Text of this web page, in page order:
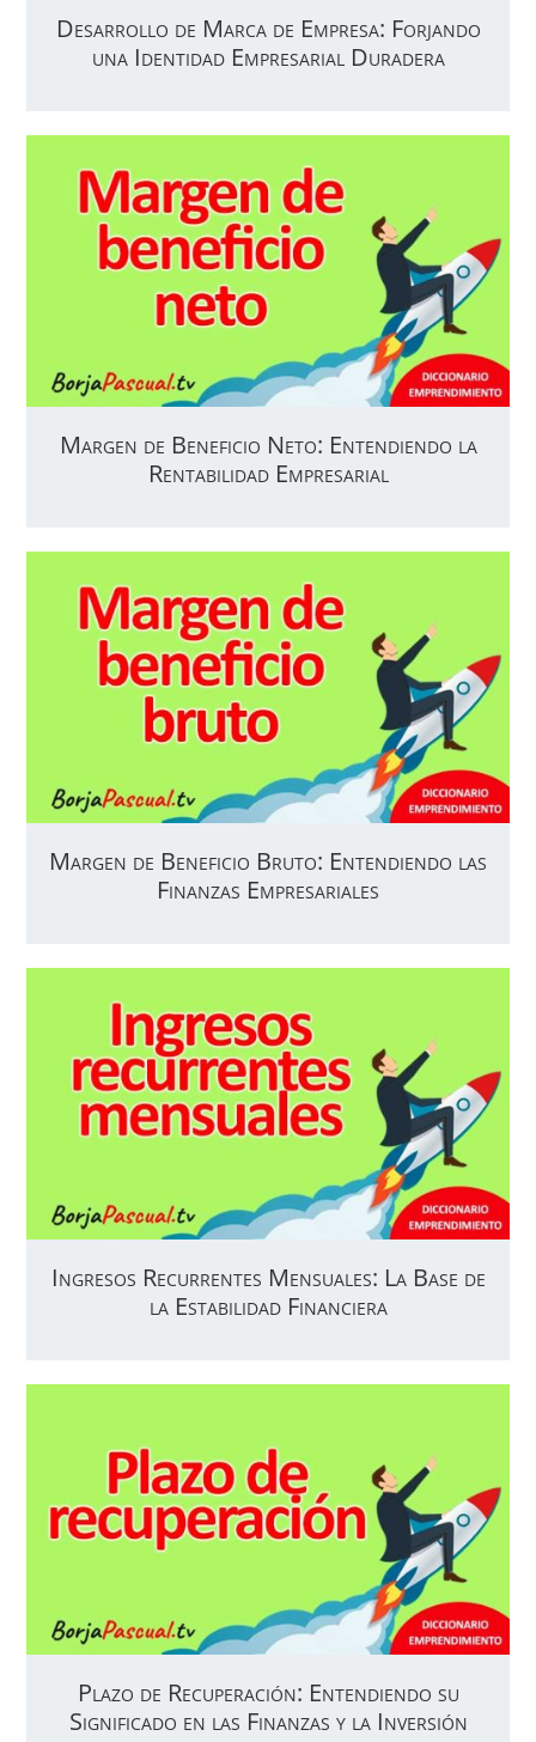
Desarrollo de Marca de Empresa: Forjando
una Identidad Empresarial Duradera
Margen de Beneficio Neto: Entendiendo la
Rentabilidad Empresarial
Margen de Beneficio Bruto: Entendiendo las
Finanzas Empresariales
Ingresos Recurrentes Mensuales: La Base de
la Estabilidad Financiera
Plazo de Recuperación: Entendiendo su
Significado en las Finanzas y la Inversión